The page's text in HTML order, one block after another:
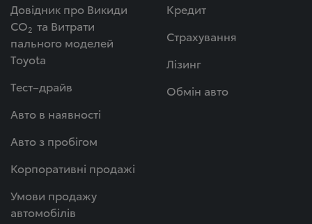
Довідник про Викиди
СО2 та Витрати
пального моделей
Toyota
Тест–драйв
Авто в наявності
Авто з пробігом
Корпоративні продажі
Умови продажу
автомобілів
Кредит
Страхування
Лізинг
Обмін авто